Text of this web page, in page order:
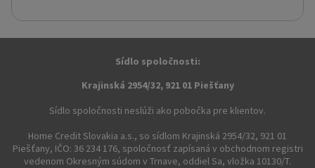
Sídlo spoločnosti:
Krajinská 2954/32, 921 01 Piešťany
Sídlo spoločnosti neslúži ako pobočka pre klientov.
Home Credit Slovakia a.s., so sídlom Krajinská 2954/32, 921 01
Piešťany, IČO: 36 234 176, spoločnosť zapísaná v obchodnom registri
vedenom Okresným súdom v Trnave, oddiel Sa, vložka 10130/T.